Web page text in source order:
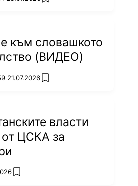
към словашкото
(ВИДЕО)
21.07.2026 add favorites
власти
ЦСКА за
add favorites